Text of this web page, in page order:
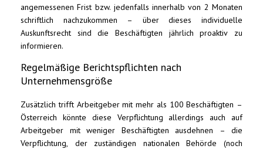
angemessenen Frist bzw. jedenfalls innerhalb von 2 Monaten
schriftlich nachzukommen – über dieses individuelle
Auskunftsrecht sind die Beschäftigten jährlich proaktiv zu
informieren.
Regelmäßige Berichtspflichten nach
Unternehmensgröße
Zusätzlich trifft Arbeitgeber mit mehr als 100 Beschäftigten –
Österreich könnte diese Verpflichtung allerdings auch auf
Arbeitgeber mit weniger Beschäftigten ausdehnen – die
Verpflichtung, der zuständigen nationalen Behörde (noch